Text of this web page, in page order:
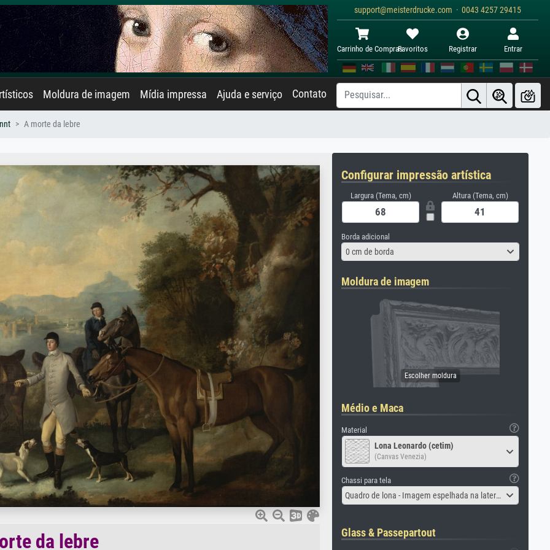
support@meisterdrucke.com · 0043 4257 29415
Carrinho de ComprasFavoritos Registrar Entrar
Moldura de imagem Mídia impressa Ajuda e serviço Contato
A morte da lebre
da lebre
Configurar impressão artística
Largura (Tema, cm) Altura (Tema, cm)
Borda adicional
0 cm de borda
Moldura de imagem
Médio e Maca
Material
Lona Leonardo (cetim)
(Canvas Venezia)
Chassi para tela
Quadro de lona - Imagem espelhada na lateral
Glass & Passepartout